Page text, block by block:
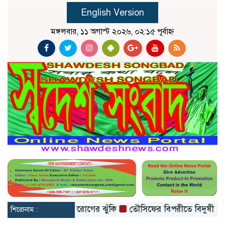
English Version
মঙ্গলবার, ১১ অগাস্ট ২০২৬, ০২:১৫ পূর্বাহ্ন
শিরোনাম :
বাড়তে পারে হৃদরোগের ঝুঁকি তৌসিফের বিপরীতে বিদুষী বর্ণিতা